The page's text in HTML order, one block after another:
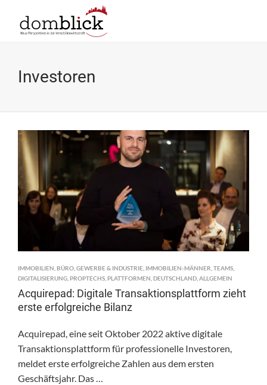
Investoren
IMMOBILIEN BÜRO GEWERBE & INDUSTRIE IMMOBILIEN-MÄNNER TEAMS
DIGITALISIERUNG PROPTECHS PLATTFORMEN DEUTSCHLAND ALLGEMEIN
Acquirepad: Digitale Transaktionsplattform zieht
erste erfolgreiche Bilanz
Acquirepad, eine seit Oktober 2022 aktive digitale
Transaktionsplattform für professionelle Investoren,
meldet erste erfolgreiche Zahlen aus dem ersten
Geschäftsjahr. Das …